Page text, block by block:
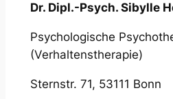
Dr. Dipl.-Psych. Sibylle
Psychologische
(Verhaltenstherapie)
Sternstr. 71, 53111 Bonn